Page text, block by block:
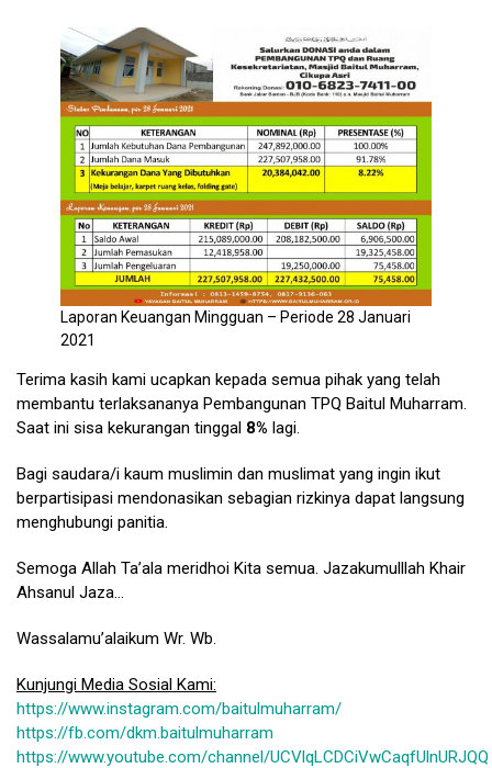
Laporan Keuangan Mingguan – Periode 28 Januari
2021
Terima kasih kami ucapkan kepada semua pihak yang telah
membantu terlaksananya Pembangunan TPQ Baitul Muharram.
Saat ini sisa kekurangan tinggal 8% lagi.
Bagi saudara/i kaum muslimin dan muslimat yang ingin ikut
berpartisipasi mendonasikan sebagian rizkinya dapat langsung
menghubungi panitia.
Semoga Allah Ta’ala meridhoi Kita semua. Jazakumulllah Khair
Ahsanul Jaza…
Wassalamu’alaikum Wr. Wb.
Kunjungi Media Sosial Kami:
https://www.instagram.com/baitulmuharram/
https://fb.com/dkm.baitulmuharram
https://www.youtube.com/channel/UCVlqLCDCiVwCaqfUlnURJQQ